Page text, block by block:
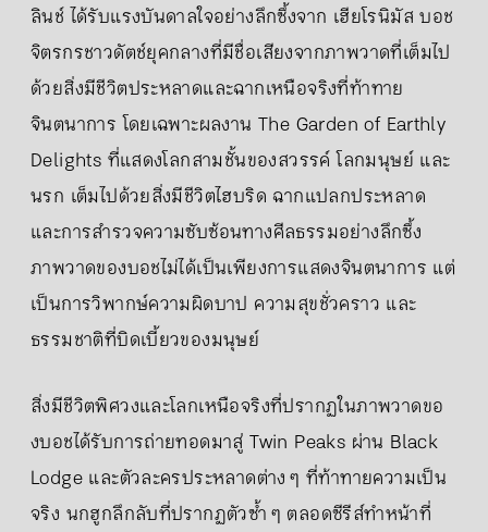
ลินช์ ได้รับแรงบันดาลใจอย่างลึกซึ้งจาก เฮียโรนิมัส บอช
จิตรกรชาวดัตช์ยุคกลางที่มีชื่อเสียงจากภาพวาดที่เต็มไป
ด้วยสิ่งมีชีวิตประหลาดและฉากเหนือจริงที่ท้าทาย
จินตนาการ โดยเฉพาะผลงาน The Garden of Earthly
Delights ที่แสดงโลกสามชั้นของสวรรค์ โลกมนุษย์ และ
นรก เต็มไปด้วยสิ่งมีชีวิตไฮบริด ฉากแปลกประหลาด
และการสำรวจความซับซ้อนทางศีลธรรมอย่างลึกซึ้ง
ภาพวาดของบอชไม่ได้เป็นเพียงการแสดงจินตนาการ แต่
เป็นการวิพากษ์ความผิดบาป ความสุขชั่วคราว และ
ธรรมชาติที่บิดเบี้ยวของมนุษย์
สิ่งมีชีวิตพิศวงและโลกเหนือจริงที่ปรากฏในภาพวาดขอ
งบอชได้รับการถ่ายทอดมาสู่ Twin Peaks ผ่าน Black
Lodge และตัวละครประหลาดต่าง ๆ ที่ท้าทายความเป็น
จริง นกฮูกลึกลับที่ปรากฏตัวซ้ำ ๆ ตลอดซีรีส์ทำหน้าที่